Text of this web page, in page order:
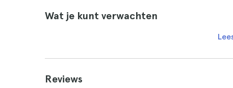
Wat je kunt verwachten
Reviews